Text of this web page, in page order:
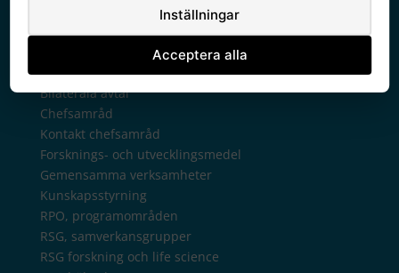
Regionala priser och ersättningar
Arkiv regionala priser tidigare år
Avtalsgruppen
Bilaterala avtal
Chefsamråd
Kontakt chefsamråd
Forsknings- och utvecklingsmedel
Gemensamma verksamheter
Kunskapsstyrning
RPO, programområden
RSG, samverkansgrupper
RSG forskning och life science
Inställningar
Acceptera alla